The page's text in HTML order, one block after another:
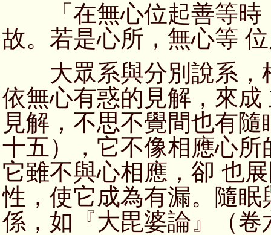
「在無心位起善等時
故。若是心所，無心等
大眾系與分別說系，
依無心有惑的見解，來
見解，不思不覺間也有
十五），它不像相應心
它雖不與心相應，卻 也
性，使它成為有漏。隨
係，如『大毘婆論』（卷